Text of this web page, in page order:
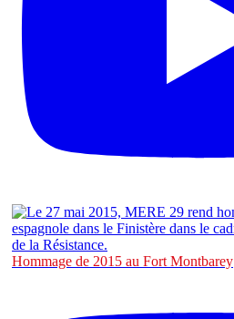
Hommage de 2015 au Fort Montbarey